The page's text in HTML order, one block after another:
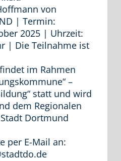
von
| Termin:
2025 | Uhrzeit:
| Die Teilnahme ist
im Rahmen
–
statt und wird
dem Regionalen
Dortmund
per E-Mail an: